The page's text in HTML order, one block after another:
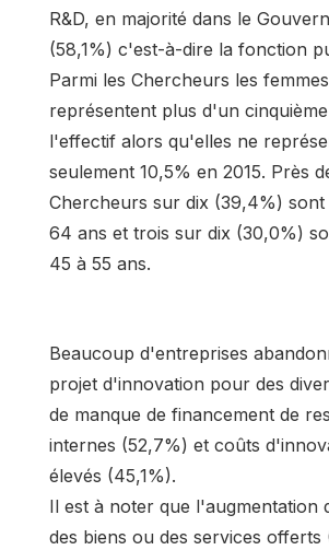
R&D, en majorité dans le
(58,1%) c'est-à-dire la fonction
Parmi les Chercheurs les femmes
représentent plus d'un
l'effectif alors qu'elles ne
seulement 10,5% en 2015. Près
Chercheurs sur dix (39,4%) sont
64 ans et trois sur dix (30,0%)
45 à 55 ans.
Beaucoup d'entreprises
projet d'innovation pour des
de manque de financement de
internes (52,7%) et coûts
élevés (45,1%).
Il est à noter que l'augmentation
des biens ou des services